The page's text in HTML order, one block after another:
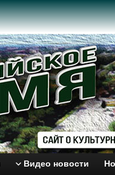
Видео новости